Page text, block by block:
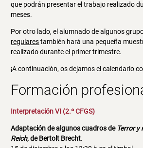
que podrán presentar el trabajo realizado
meses.
Por otro lado, el alumnado de algunos
regularestambién hará una pequeña
realizado durante el primer trimestre.
¡A continuación, os dejamos el calendario
Formación
Interpretación VI (2.º CFGS)
Adaptación de algunos cuadros de Terror y
Reich, de Bertolt Brecht.